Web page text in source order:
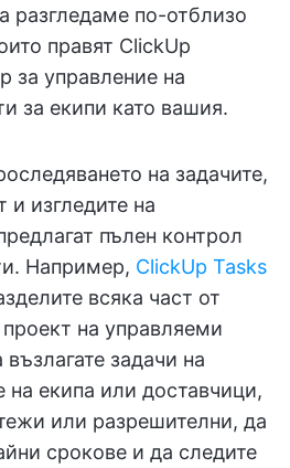
разгледаме по-отблизо
правят ClickUp
за управление на
за екипи като вашия.
на задачите,
и изгледите на
пълен контрол
Например, ClickUp Tasks
всяка част от
на управляеми
задачи на
на екипа или доставчици,
или разрешителни, да
срокове и да следите